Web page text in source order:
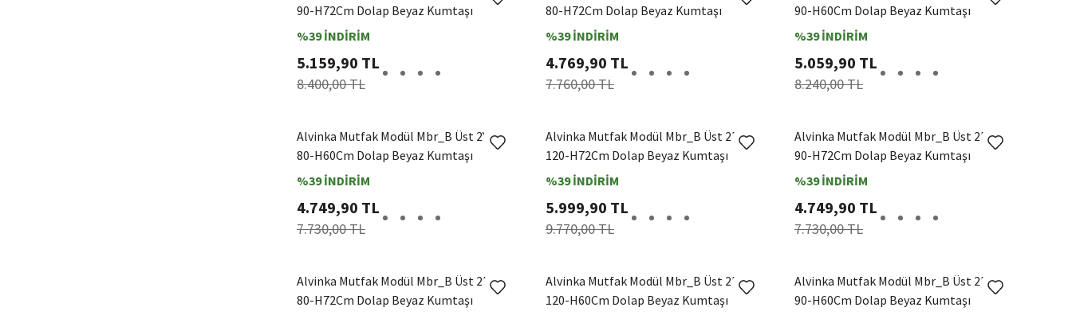
90-H72Cm Dolap Beyaz Kumtaşı
%39 İNDİRİM
5.159,90 TL
8.400,00 TL
80-H72Cm Dolap Beyaz Kumtaşı
%39 İNDİRİM
4.769,90 TL
7.760,00 TL
90-H60Cm Dolap Beyaz Kumtaşı
%39 İNDİRİM
5.059,90 TL
8.240,00 TL
Alvinka Mutfak Modül Mbr_B Üst 2Yk1R
80-H60Cm Dolap Beyaz Kumtaşı
%39 İNDİRİM
4.749,90 TL
7.730,00 TL
Alvinka Mutfak Modül Mbr_B Üst 2Dk1R
120-H72Cm Dolap Beyaz Kumtaşı
%39 İNDİRİM
5.999,90 TL
9.770,00 TL
Alvinka Mutfak Modül Mbr_B Üst 2Dk1R
90-H72Cm Dolap Beyaz Kumtaşı
%39 İNDİRİM
4.749,90 TL
7.730,00 TL
Alvinka Mutfak Modül Mbr_B Üst 2Dk1R
80-H72Cm Dolap Beyaz Kumtaşı
Alvinka Mutfak Modül Mbr_B Üst 2Dk1R
120-H60Cm Dolap Beyaz Kumtaşı
Alvinka Mutfak Modül Mbr_B Üst 2Dk1R
90-H60Cm Dolap Beyaz Kumtaşı